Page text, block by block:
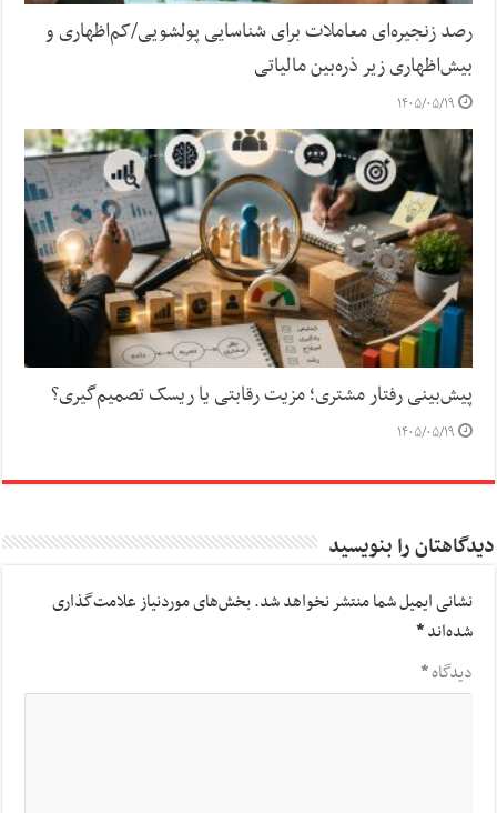
رصد زنجیره‌ای معاملات برای شناسایی پولشویی/کم‌اظهاری و
بیش‌اظهاری زیر ذره‌بین مالیاتی
۱۴۰۵/۰۵/۱۹
پیش‌بینی رفتار مشتری؛ مزیت رقابتی یا ریسک تصمیم‌گیری؟
۱۴۰۵/۰۵/۱۹
دیدگاهتان را بنویسید
نشانی ایمیل شما منتشر نخواهد شد.بخش‌های موردنیاز علامت‌گذاری
شده‌اند*
دیدگاه*